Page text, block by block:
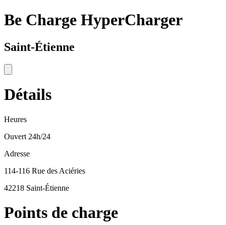
Be Charge HyperCharger
Saint-Étienne
Détails
Heures
Ouvert 24h/24
Adresse
114-116 Rue des Aciéries
42218 Saint-Étienne
Points de charge